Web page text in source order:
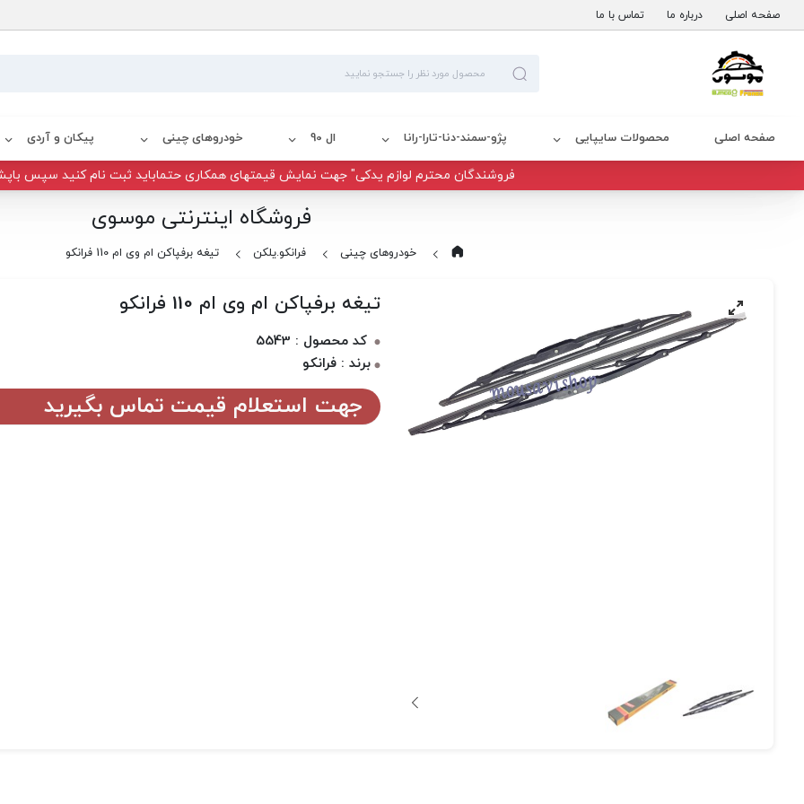
صفحه اصلی درباره ما تماس با ما
صفحه اصلی محصولات سایپایی پژو-سمند-دنا-تارا-رانا ال 90 خودروهای چینی پیکان و آردی
فروشندگان محترم لوازم یدکی" جهت نمایش قیمتهای همکاری حتماباید ثبت نام کنید سپس
فروشگاه اینترنتی موسوی
خودروهای چینی فرانکو.یلکن تیغه برفپاکن ام وی ام 110 فرانکو
تیغه برفپاکن ام وی ام 110 فرانکو
کد محصول : 5543
برند : فرانکو
جهت استعلام قیمت تماس بگیرید